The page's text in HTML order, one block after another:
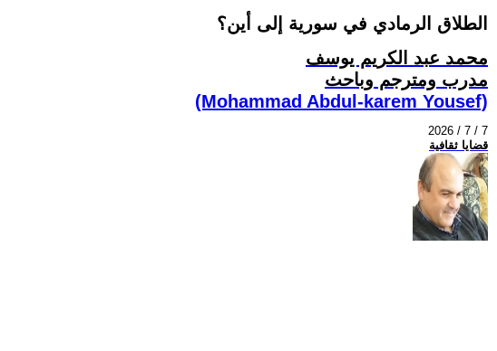
الطلاق الرمادي في سورية إلى أين؟
محمد عبد الكريم يوسف
مدرب ومترجم وباحث
(Mohammad Abdul-karem Yousef)
2026 / 7 / 7
قضايا ثقافية